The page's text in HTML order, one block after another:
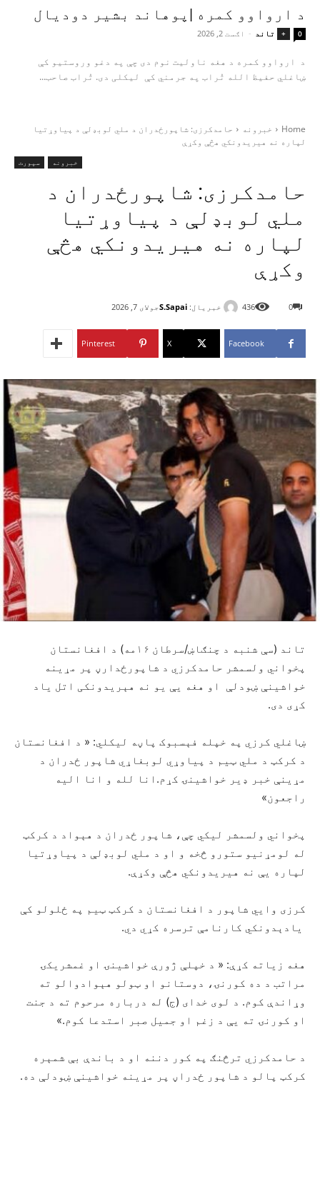
د ارواوو کمره |پوهاند بشیر دودیال
+ تاند - اګست 2, 2026 0
د ارواوو کمره د هغه ناولیت نوم دی چې په دغو وروستیو کې
ښاغلي حفیظ الله تُراب په جرمني کې لیکلی دی. تُراب صاحب...